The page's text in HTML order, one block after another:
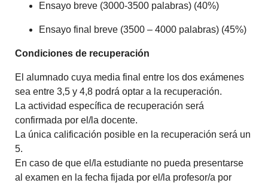
Ensayo breve (3000-3500 palabras) (40%)
Ensayo final breve (3500 – 4000 palabras) (45%)
Condiciones de recuperación
El alumnado cuya media final entre los dos exámenes
sea entre 3,5 y 4,8 podrá optar a la recuperación.
La actividad específica de recuperación será
confirmada por el/la docente.
La única calificación posible en la recuperación será un
5.
En caso de que el/la estudiante no pueda presentarse
al examen en la fecha fijada por el/la profesor/a por